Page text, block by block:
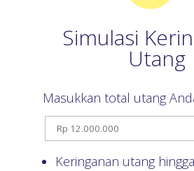
Simulasi
Utang
Masukkan total utang
Keringanan utang